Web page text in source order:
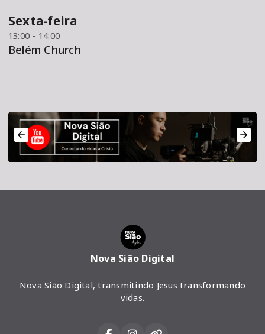
Sexta-feira
13:00 - 14:00
Belém Church
Nova Sião Digital
Nova Sião Digital, transmitindo Jesus transformando
vidas.